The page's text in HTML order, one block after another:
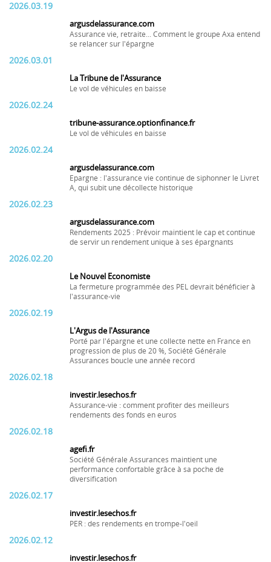
2026.03.19
argusdelassurance.com
Assurance vie, retraite... Comment le groupe Axa entend
se relancer sur l'épargne
2026.03.01
La Tribune de l'Assurance
Le vol de véhicules en baisse
2026.02.24
tribune-assurance.optionfinance.fr
Le vol de véhicules en baisse
2026.02.24
argusdelassurance.com
Epargne : l'assurance vie continue de siphonner le Livret
A, qui subit une décollecte historique
2026.02.23
argusdelassurance.com
Rendements 2025 : Prévoir maintient le cap et continue
de servir un rendement unique à ses épargnants
2026.02.20
Le Nouvel Economiste
La fermeture programmée des PEL devrait bénéficier à
l'assurance-vie
2026.02.19
L'Argus de l'Assurance
Porté par l'épargne et une collecte nette en France en
progression de plus de 20 %, Société Générale
Assurances boucle une année record
2026.02.18
investir.lesechos.fr
Assurance-vie : comment profiter des meilleurs
rendements des fonds en euros
2026.02.18
agefi.fr
Société Générale Assurances maintient une
performance confortable grâce à sa poche de
diversification
2026.02.17
investir.lesechos.fr
PER : des rendements en trompe-l'oeil
2026.02.12
investir.lesechos.fr